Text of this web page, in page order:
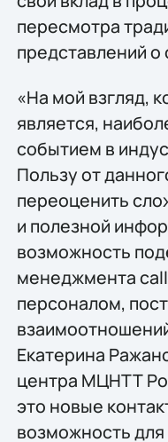
пересмотра
представлений о
«На мой взгляд,
является,
событием в
Пользу от
переоценить
и полезной
возможность
менеджмента
персоналом,
Екатерина
центра МЦНТТ
это новые
возможность